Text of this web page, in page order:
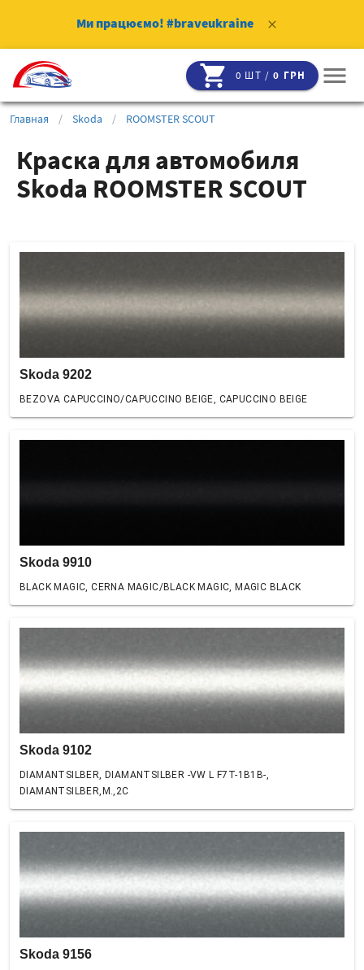
Ми працюємо! #braveukraine clear
shopping_cart 0 ШТ /0 ГРН menu
Главная / Skoda / ROOMSTER SCOUT
Краска для автомобиля
Skoda ROOMSTER SCOUT
Skoda 9202
BEZOVA CAPUCCINO/CAPUCCINO BEIGE, CAPUCCINO BEIGE
Skoda 9910
BLACK MAGIC, CERNA MAGIC/BLACK MAGIC, MAGIC BLACK
Skoda 9102
DIAMANTSILBER, DIAMANTSILBER -VW L F7T-1B1B-,
DIAMANTSILBER,M.,2C
Skoda 9156